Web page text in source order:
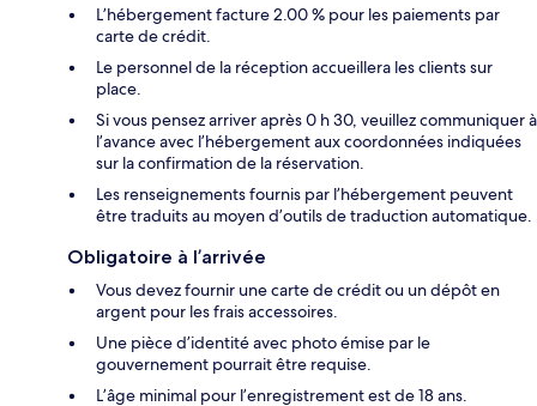
L’hébergement facture 2.00 % pour les paiements par
carte de crédit.
Le personnel de la réception accueillera les clients sur
place.
Si vous pensez arriver après 0 h 30, veuillez communiquer à
l’avance avec l’hébergement aux coordonnées indiquées
sur la confirmation de la réservation.
Les renseignements fournis par l’hébergement peuvent
être traduits au moyen d’outils de traduction automatique.
Obligatoire à l’arrivée
Vous devez fournir une carte de crédit ou un dépôt en
argent pour les frais accessoires.
Une pièce d’identité avec photo émise par le
gouvernement pourrait être requise.
L’âge minimal pour l’enregistrement est de 18 ans.